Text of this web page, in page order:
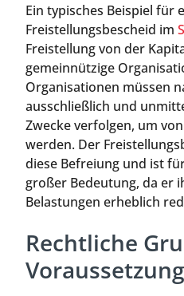
Ein typisches Beispiel für
Freistellungsbescheid im
Freistellung von der
gemeinnützige
Organisationen müssen
ausschließlich und
Zwecke verfolgen, um
werden. Der
diese Befreiung und ist
großer Bedeutung, da er
Belastungen erheblich
Rechtliche